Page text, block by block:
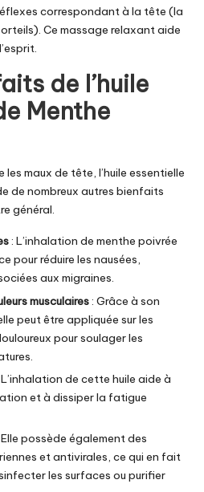
correspondant à la tête (la
Ce massage relaxant aide
de l’huile
Menthe
maux de tête, l’huile essentielle
de nombreux autres bienfaits
général.
: L’inhalation de menthe poivrée
pour réduire les nausées,
aux migraines.
musculaires: Grâce à son
peut être appliquée sur les
pour soulager les
L’inhalation de cette huile aide à
et à dissiper la fatigue
Elle possède également des
et antivirales, ce qui en fait
les surfaces ou purifier